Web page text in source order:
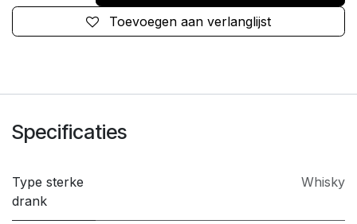
Toevoegen aan verlanglijst
Specificaties
Type sterke
drank
Whisky